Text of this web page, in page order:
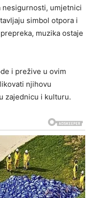
nesigurnosti, umjetnici
simbol otpora i
muzika ostaje
i prežive u ovim
njihovu
zajednicu i kulturu.